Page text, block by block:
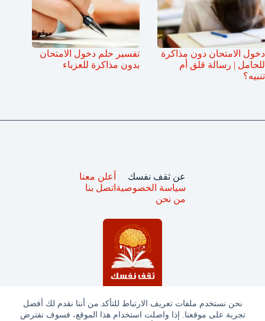
نحن نستخدم ملفات تعريف الارتباط للتأكد من أننا نقدم لك أفضل
تجربة على موقعنا. إذا واصلت استخدام هذا الموقع، فسوف نفترض
دخول الامتحان دون مذاكرة
للحامل | رسالة قلق أم
تنبيه؟
تفسير حلم دخول الامتحان
بدون مذاكرة للعزباء
عن ثقف نفسك
سياسة الخصوصية
من نحن
أعلن معنا
اتصل بنا